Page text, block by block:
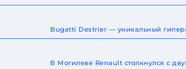
Bugatti Destrier — уникальный
В Могилеве Renault столкнулся с